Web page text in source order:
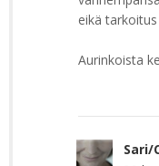
eikä
Aurinkoista
Sari/